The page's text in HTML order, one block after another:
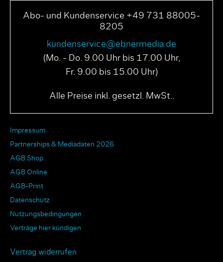
Abo- und Kundenservice +49 731 88005-
8205
kundenservice@ebnermedia.de
(Mo. - Do. 9.00 Uhr bis 17.00 Uhr,
Fr. 9.00 bis 15.00 Uhr)
Alle Preise inkl. gesetzl. MwSt..
Impressum
Partnerships & Mediadaten 2026
AGB Shop
AGB Online
AGB-Print
Datenschutz
Nutzungsbedingungen
Verträge hier kündigen
Vertrag widerrufen